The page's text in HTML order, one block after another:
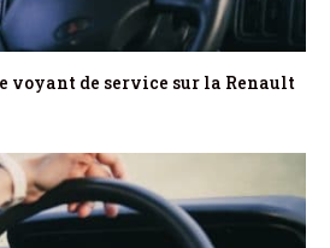
voyant de service sur la Renault